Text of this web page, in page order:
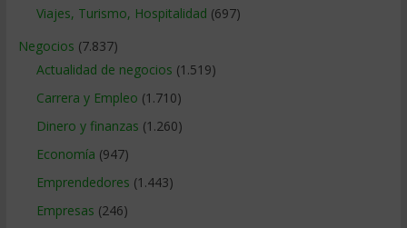
Viajes, Turismo, Hospitalidad (697)
Negocios (7.837)
Actualidad de negocios (1.519)
Carrera y Empleo (1.710)
Dinero y finanzas (1.260)
Economía (947)
Emprendedores (1.443)
Empresas (246)